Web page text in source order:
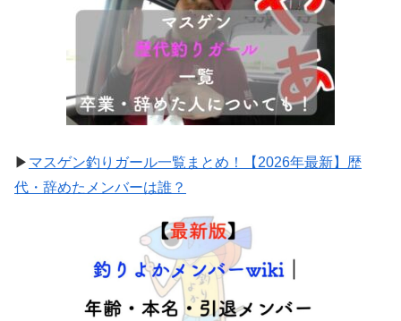
▶ マスゲン釣りガール一覧まとめ！【2026年最新】歴
代・辞めたメンバーは誰？